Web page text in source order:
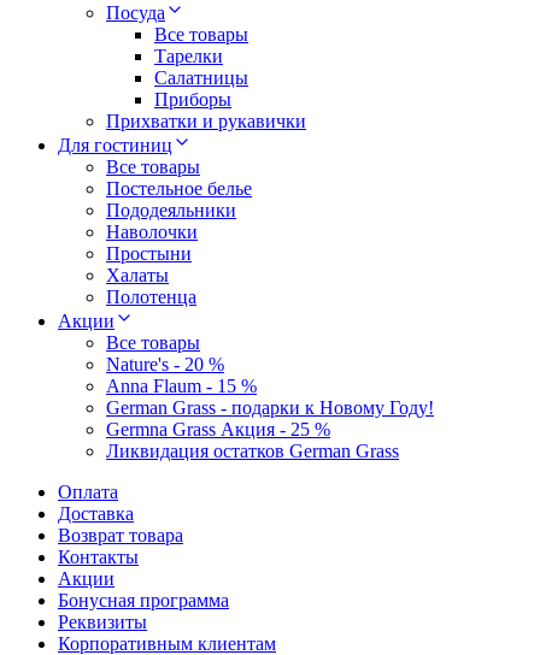
Посуда
Все товары
Тарелки
Салатницы
Приборы
Прихватки и рукавички
Для гостиниц
Все товары
Постельное белье
Пододеяльники
Наволочки
Простыни
Халаты
Полотенца
Акции
Все товары
Nature's - 20 %
Anna Flaum - 15 %
German Grass - подарки к Новому Году!
Germna Grass Акция - 25 %
Ликвидация остатков German Grass
Оплата
Доставка
Возврат товара
Контакты
Акции
Бонусная программа
Реквизиты
Корпоративным клиентам